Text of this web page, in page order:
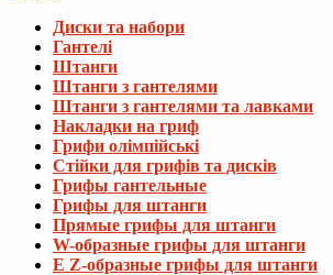
Диски та набори
Гантелі
Штанги
Штанги з гантелями
Штанги з гантелями та лавками
Накладки на гриф
Грифи олімпійські
Стійки для грифів та дисків
Грифы гантельные
Грифы для штанги
Прямые грифы для штанги
W-образные грифы для штанги
E Z-образные грифы для штанги